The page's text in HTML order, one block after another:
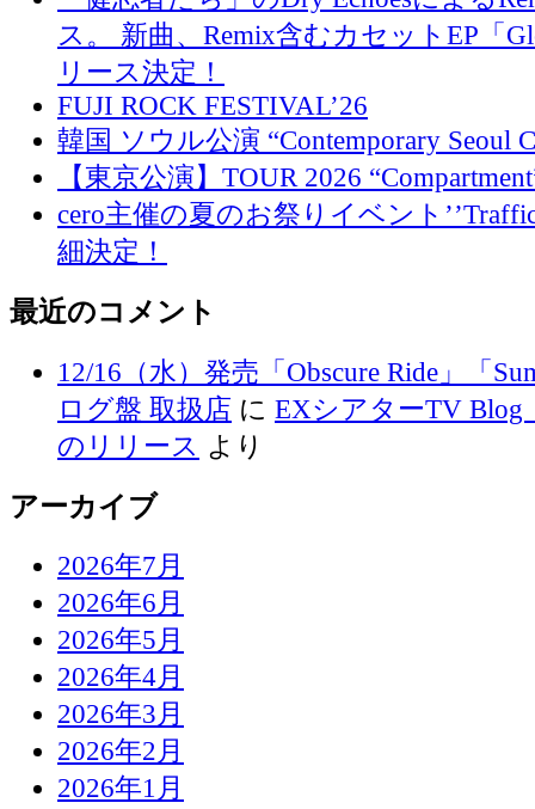
ス。 新曲、Remix含むカセットEP「
リース決定！
FUJI ROCK FESTIVAL’26
韓国 ソウル公演 “Contemporary Seoul
【東京公演】TOUR 2026
cero主催の夏のお祭りイベント
細決定！
最近のコメント
12/16（水）発売「Obscure Ride」「
ログ盤 取扱店 に EXシアターTV Blog
のリリース より
アーカイブ
2026年7月
2026年6月
2026年5月
2026年4月
2026年3月
2026年2月
2026年1月